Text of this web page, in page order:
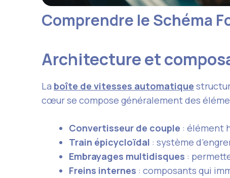
Comprendre le Schéma
Architecture et
La boîte de vitesses automatique
cœur se compose généralement des
Convertisseur de couple : élément
Train épicycloïdal : système
Embrayages multidisques :
Freins internes : composants qui